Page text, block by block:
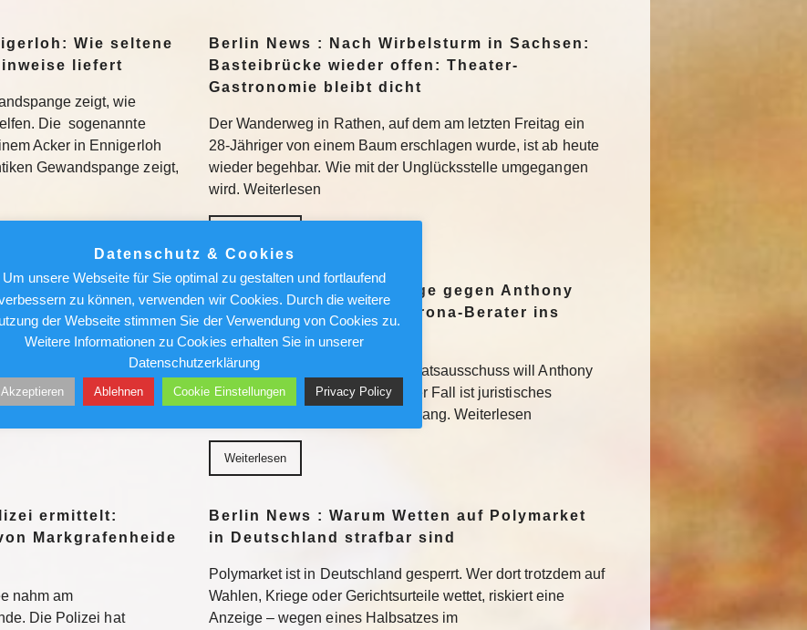
Wie seltene
liefert
zeigt, wie
Die sogenannte
Acker in Ennigerloh
Gewandspange zeigt,
Berlin News : Nach Wirbelsturm in Sachsen:
Basteibrücke wieder offen: Theater-
Gastronomie bleibt dicht
Der Wanderweg in Rathen, auf dem am letzten Freitag ein
28-Jähriger von einem Baum erschlagen wurde, ist ab heute
wieder begehbar. Wie mit der Unglücksstelle umgegangen
wird. Weiterlesen
nicht holen“:
aufmischen
bezieht Claus-Dieter
sich auch in der 2.
Berlin News : Strafanzeige gegen Anthony
Fauci: Kommt der Ex-Corona-Berater ins
Gefängnis?
Ein republikanisch geführter Senatsausschuss will Anthony
Fauci strafrechtlich belangen. Der Fall ist juristisches
Neuland – mit ungewissem Ausgang. Weiterlesen
Weiterlesen
ermittelt:
Markgrafenheide
nahm am
Die Polizei hat
Berlin News : Warum Wetten auf Polymarket
in Deutschland strafbar sind
Polymarket ist in Deutschland gesperrt. Wer dort trotzdem auf
Wahlen, Kriege oder Gerichtsurteile wettet, riskiert eine
Anzeige – wegen eines Halbsatzes im
Datenschutz & Cookies
Um unsere Webseite für Sie optimal zu gestalten und fortlaufend
zu können, verwenden wir Cookies. Durch die weitere
der Webseite stimmen Sie der Verwendung von Cookies zu.
Weitere Informationen zu Cookies erhalten Sie in unserer
Datenschutzerklärung
Akzeptieren Ablehnen Cookie Einstellungen Privacy Policy